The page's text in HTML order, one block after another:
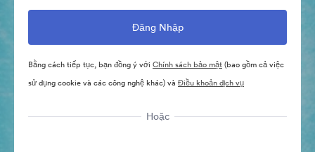
Bằng cách tiếp tục, bạn đồng ý với Chính sách bảo mật(bao gồm cả việc
sử dụng cookie và các công nghệ khác) và Điều khoản dịch vụ
Hoặc